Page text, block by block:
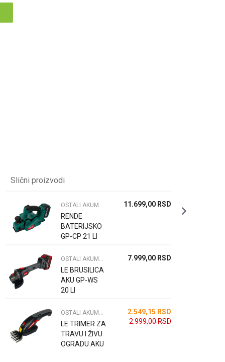
Slični proizvodi
RENDE
BATERIJSKO
GP-CP 21 LI
11.699,00 RSD
LE BRUSILICA
AKU GP-WS
20 LI
7.999,00 RSD
LE TRIMER ZA
TRAVU I ŽIVU
OGRADU AKU
2.549,15 RSD
2.999,00RSD